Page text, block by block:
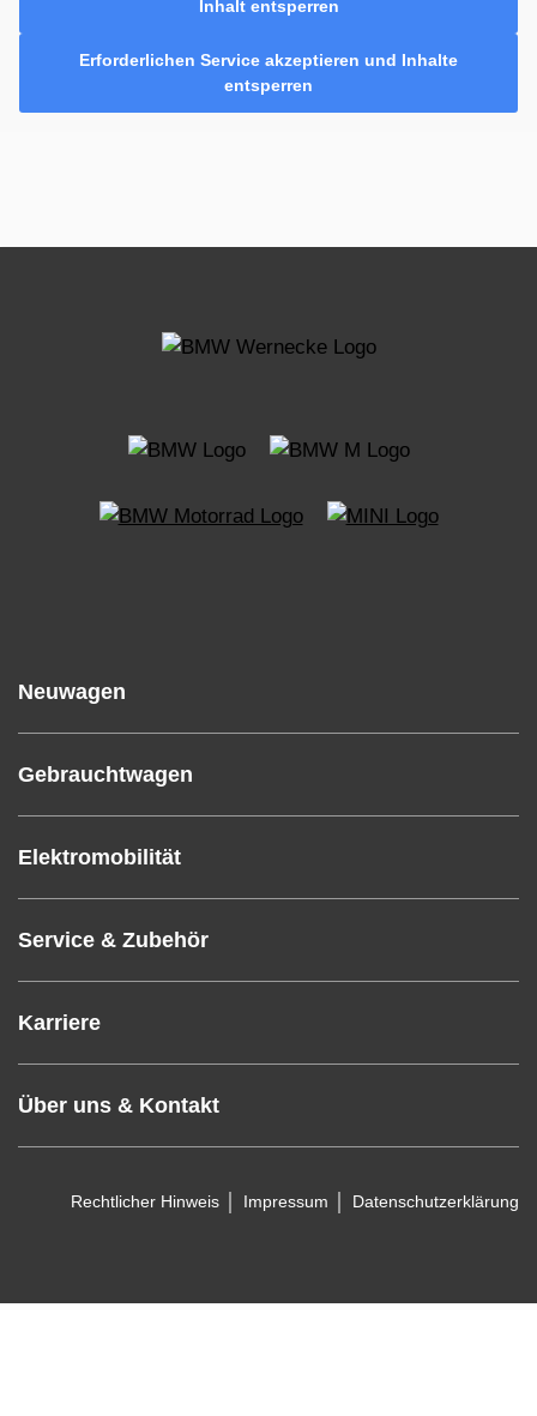
Inhalt entsperren
Erforderlichen Service akzeptieren und Inhalte
entsperren
Neuwagen
Gebrauchtwagen
Elektromobilität
Service & Zubehör
Karriere
Über uns & Kontakt
Rechtlicher Hinweis Impressum Datenschutzerklärung